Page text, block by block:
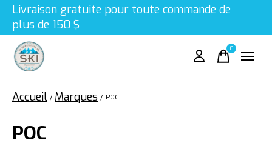
Livraison gratuite pour toute commande de
plus de 150 $
0items
Accueil / Marques / POC
POC